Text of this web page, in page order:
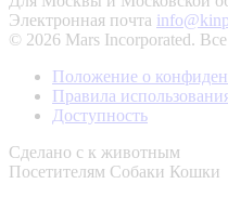
Электронная почта
© 2026 Mars Incorporated.
Положение о
Правила
Доступность
Сделано с к животным
Посетителям Собаки Кошки